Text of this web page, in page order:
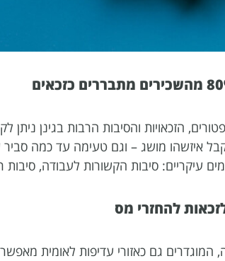
הזכאויות והסיבות הרבות בגינן
איזשהו מושג – וגם טעימה עד כמה
להחזרי מס
המוגדרים גם כאזורי עדיפות לאומית